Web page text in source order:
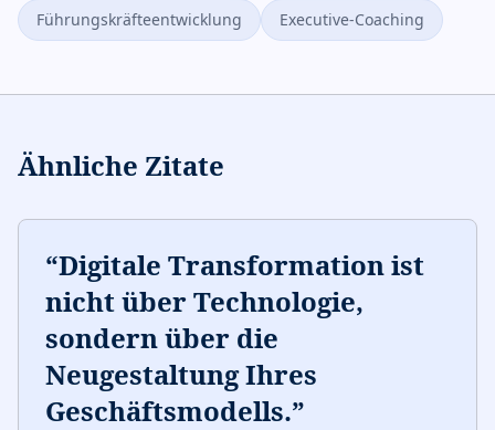
Führungskräfteentwicklung
Executive-Coaching
Ähnliche Zitate
“Digitale Transformation ist
nicht über Technologie,
sondern über die
Neugestaltung Ihres
Geschäftsmodells.”